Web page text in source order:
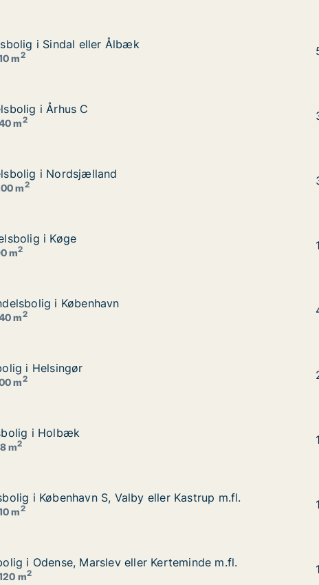
i Sindal eller Ålbæk
i Sindal eller Ålbæk
m2
i Århus C
i Århus C
m2
i Nordsjælland
i Nordsjælland
m2
i Køge
i Køge
m2
i København
i København
m2
i Helsingør
i Helsingør
m2
i Holbæk
i Holbæk
m2
Kastrup m.fl.
i København S, Valby eller Kastrup m.fl.
i København S, Valby eller Kastrup m.fl.
m2
m.fl.
i Odense, Marslev eller Kerteminde m.fl.
i Odense, Marslev eller Kerteminde m.fl.
m2